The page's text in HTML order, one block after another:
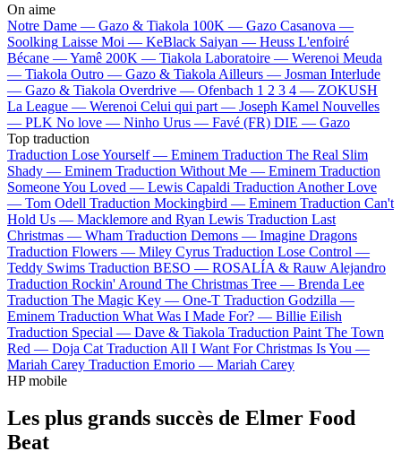
On aime
Notre Dame — Gazo & Tiakola 100K — Gazo Casanova —
Soolking Laisse Moi — KeBlack Saiyan — Heuss L'enfoiré
Bécane —Yamê 200K — Tiakola Laboratoire — Werenoi Meuda
— Tiakola Outro — Gazo & Tiakola Ailleurs — Josman Interlude
— Gazo & Tiakola Overdrive — Ofenbach 1 2 3 4 — ZOKUSH
La League — Werenoi Celui qui part — Joseph Kamel Nouvelles
— PLK No love — Ninho Urus — Favé (FR) DIE — Gazo
Top traduction
Traduction Lose Yourself — Eminem Traduction The Real Slim
Shady — Eminem Traduction Without Me — Eminem Traduction
Someone You Loved — Lewis Capaldi Traduction Another Love
— Tom Odell Traduction Mockingbird — Eminem Traduction Can't
Hold Us — Macklemore and Ryan Lewis Traduction Last
Christmas — Wham Traduction Demons — Imagine Dragons
Traduction Flowers — Miley Cyrus Traduction Lose Control —
Teddy Swims Traduction BESO — ROSALÍA & Rauw Alejandro
Traduction Rockin' Around The Christmas Tree — Brenda Lee
Traduction The Magic Key — One-T Traduction Godzilla —
Eminem Traduction What Was I Made For? — Billie Eilish
Traduction Special — Dave & Tiakola Traduction Paint The Town
Red — Doja Cat Traduction All I Want For Christmas Is You —
Mariah Carey Traduction Emorio — Mariah Carey
HP mobile
Les plus grands succès de Elmer Food
Beat